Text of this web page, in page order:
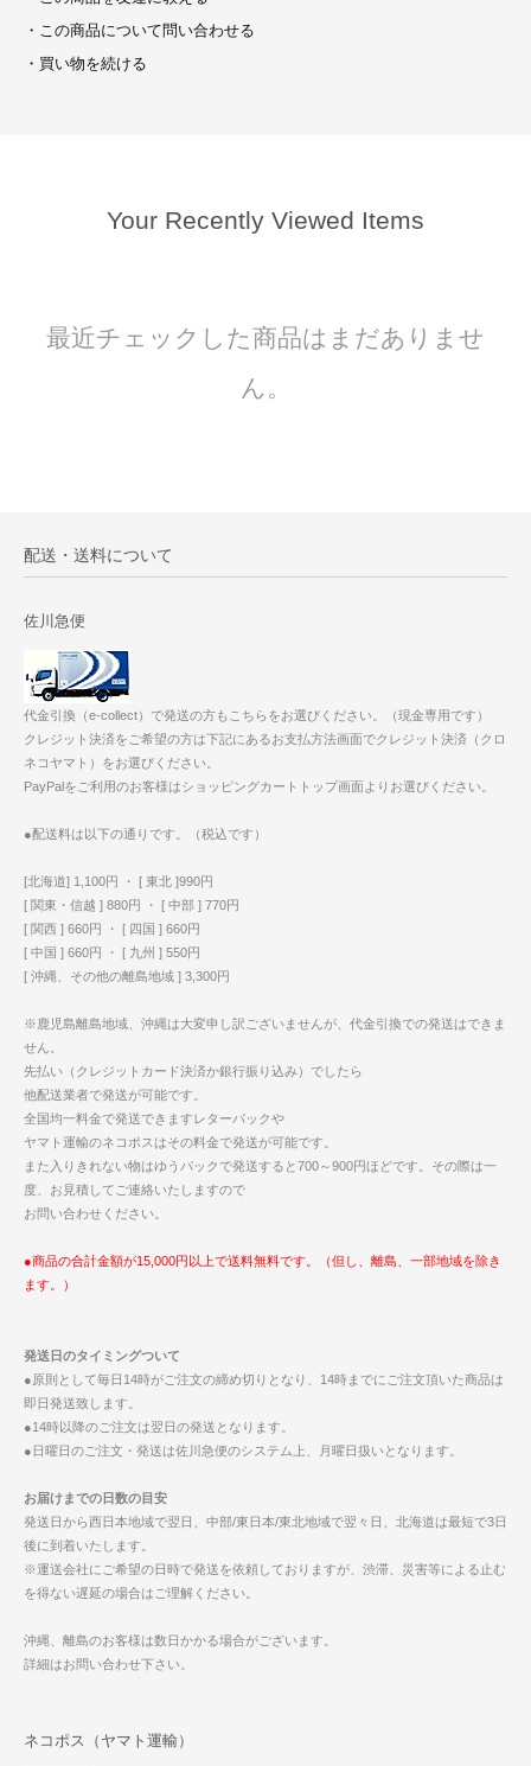
・この商品について問い合わせる
・買い物を続ける
Your Recently Viewed Items
最近チェックした商品はまだありませ
ん。
配送・送料について
佐川急便
代金引換（e-collect）で発送の方もこちらをお選びください。（現金専用です）
クレジット決済をご希望の方は下記にあるお支払方法画面でクレジット決済（クロ
ネコヤマト）をお選びください。
PayPalをご利用のお客様はショッピングカートトップ画面よりお選びください。
●配送料は以下の通りです。（税込です）
[北海道] 1,100円 ・ [ 東北 ]990円
[ 関東・信越 ] 880円 ・ [ 中部 ] 770円
[ 関西 ] 660円 ・ [ 四国 ] 660円
[ 中国 ] 660円 ・ [ 九州 ] 550円
[ 沖縄、その他の離島地域 ] 3,300円
※鹿児島離島地域、沖縄は大変申し訳ございませんが、代金引換での発送はできま
せん。
先払い（クレジットカード決済か銀行振り込み）でしたら
他配送業者で発送が可能です。
全国均一料金で発送できますレターパックや
ヤマト運輸のネコポスはその料金で発送が可能です。
また入りきれない物はゆうパックで発送すると700～900円ほどです。その際は一
度、お見積してご連絡いたしますので
お問い合わせください。
●商品の合計金額が15,000円以上で送料無料です。（但し、離島、一部地域を除き
ます。）
発送日のタイミングついて
●原則として毎日14時がご注文の締め切りとなり、14時までにご注文頂いた商品は
即日発送致します。
●14時以降のご注文は翌日の発送となります。
●日曜日のご注文・発送は佐川急便のシステム上、月曜日扱いとなります。
お届けまでの日数の目安
発送日から西日本地域で翌日、中部/東日本/東北地域で翌々日、北海道は最短で3日
後に到着いたします。
※運送会社にご希望の日時で発送を依頼しておりますが、渋滞、災害等による止む
を得ない遅延の場合はご理解ください。
沖縄、離島のお客様は数日かかる場合がございます。
詳細はお問い合わせ下さい。
ネコポス（ヤマト運輸）